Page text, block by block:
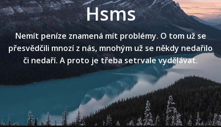
Hsms
Nemít peníze znamená mít problémy. O tom už se
přesvědčili mnozí z nás, mnohým už se někdy nedařilo
či nedaří. A proto je třeba setrvale vydělávat.